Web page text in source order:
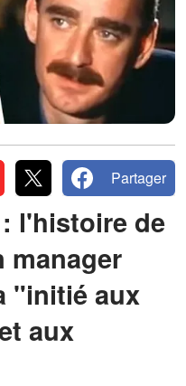
Partager
l'histoire de
manager
"initié aux
aux